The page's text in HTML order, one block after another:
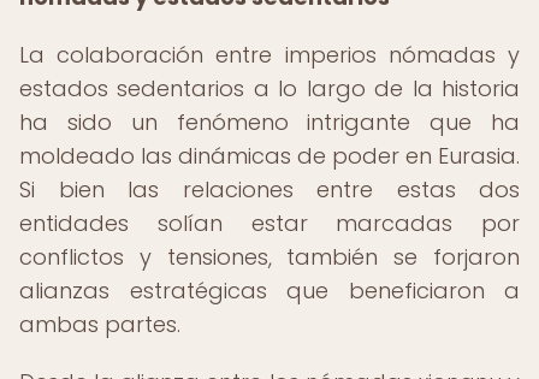
La colaboración entre imperios nómadas y
estados sedentarios a lo largo de la historia
ha sido un fenómeno intrigante que ha
moldeado las dinámicas de poder en Eurasia.
Si bien las relaciones entre estas dos
entidades solían estar marcadas por
conflictos y tensiones, también se forjaron
alianzas estratégicas que beneficiaron a
ambas partes.